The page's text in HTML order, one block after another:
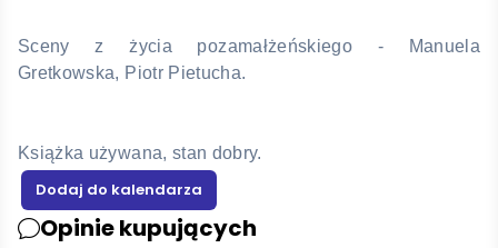
Sceny z życia pozamałżeńskiego - Manuela
Gretkowska, Piotr Pietucha.
Książka używana, stan dobry.
Opinie kupujących